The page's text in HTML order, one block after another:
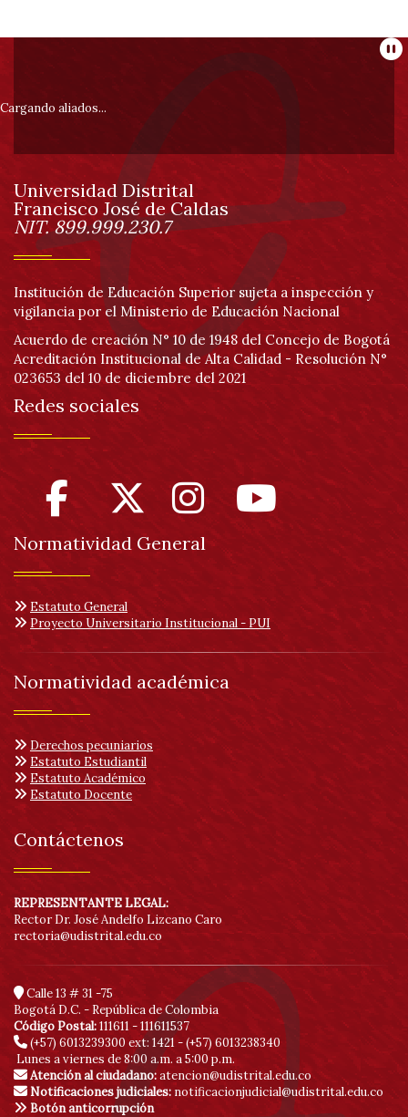
Información
pie
de
página
Cargando aliados...
Información
Universidad Distrital
Francisco José de Caldas
NIT. 899.999.230.7
Institución de Educación Superior sujeta a inspección y
vigilancia por el Ministerio de Educación Nacional
Acuerdo de creación N° 10 de 1948 del Concejo de Bogotá
Acreditación Institucional de Alta Calidad - Resolución N°
023653 del 10 de diciembre del 2021
Redes sociales
Normatividad General
Estatuto General
Proyecto Universitario Institucional - PUI
Normatividad académica
Derechos pecuniarios
Estatuto Estudiantil
Estatuto Académico
Estatuto Docente
Contáctenos
REPRESENTANTE LEGAL:
Rector Dr. José Andelfo Lizcano Caro
rectoria@udistrital.edu.co
Calle 13 # 31 -75
Bogotá D.C. - República de Colombia
Código Postal:111611 - 111611537
(+57) 6013239300 ext: 1421 - (+57) 6013238340
Lunes a viernes de 8:00 a.m. a 5:00 p.m.
Atención al ciudadano:atencion@udistrital.edu.co
Notificaciones judiciales: notificacionjudicial@udistrital.edu.co
Botón anticorrupción